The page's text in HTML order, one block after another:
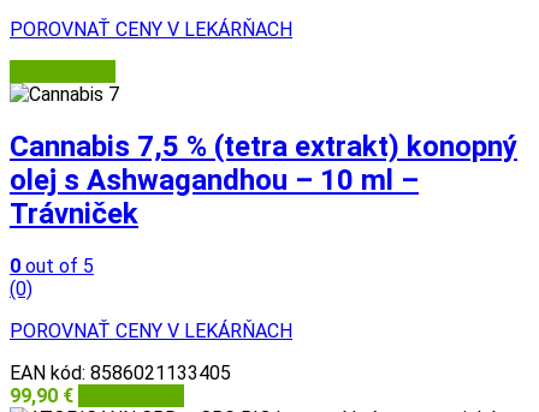
POROVNAŤ CENY V LEKÁRŇACH
Cannabis 7,5 % (tetra extrakt) konopný
olej s Ashwagandhou – 10 ml –
Trávniček
0 out of 5
(0)
POROVNAŤ CENY V LEKÁRŇACH
EAN kód: 8586021133405
99,90 €